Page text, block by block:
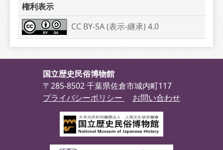
権利表示
CC BY-SA (表示-継承) 4.0
国立歴史民俗博物館
〒285-8502 千葉県佐倉市城内町117
プライバシーポリシー
お問い合わせ